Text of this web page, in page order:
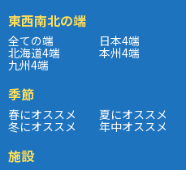
東西南北の端
全ての端 日本4端
北海道4端 本州4端
九州4端
季節
春にオススメ 夏にオススメ
冬にオススメ 年中オススメ
施設